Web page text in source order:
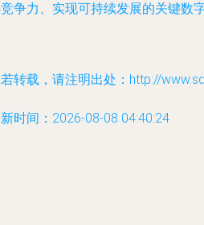
争力、实现可持续发展的关键数
转载，请注明出处：http://
时间：2026-08-08 04:40:24